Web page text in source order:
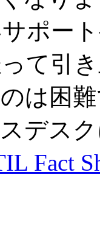
ポー
て引
は困
デス
Fact